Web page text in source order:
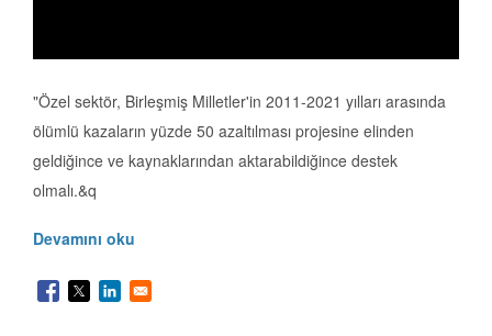
"Özel sektör, Birleşmiş Milletler'in 2011-2021 yılları arasında
ölümlü kazaların yüzde 50 azaltılması projesine elinden
geldiğince ve kaynaklarından aktarabildiğince destek
olmalı.&q
Devamını oku